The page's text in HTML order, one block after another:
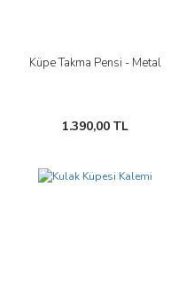
Küpe Takma Pensi - Metal
1.390,00 TL